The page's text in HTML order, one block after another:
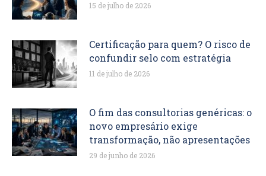
15 de julho de 2026
Certificação para quem? O risco de
confundir selo com estratégia
11 de julho de 2026
O fim das consultorias genéricas: o
novo empresário exige
transformação, não apresentações
29 de junho de 2026